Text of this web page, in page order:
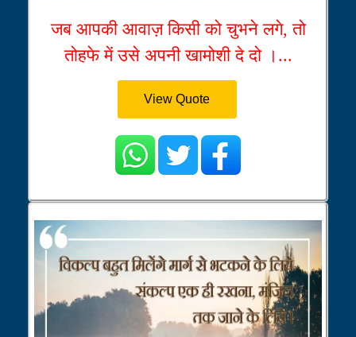
जब आपकी आवाज़ किसी को चुभने लगे, तो
तोहफे में उसे अपनी खामोशी दे दो ।...
View Quote